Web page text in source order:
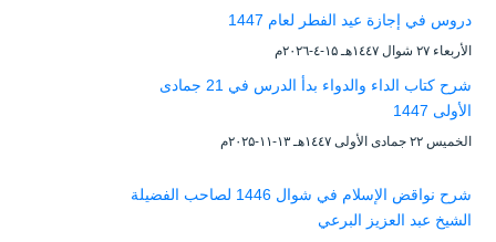
دروس في إجازة عيد الفطر لعام 1447
الأربعاء ۲۷ شوال ۱٤٤۷هـ ۱۵-٤-۲۰۲٦م
شرح كتاب الداء والدواء بدأ الدرس في 21 جمادى
الأولى 1447
الخميس ۲۲ جمادى الأولى ۱٤٤۷هـ ۱۳-۱۱-۲۰۲۵م
شرح نواقض الإسلام في شوال 1446 لصاحب الفضيلة
الشيخ عبد العزيز البرعي